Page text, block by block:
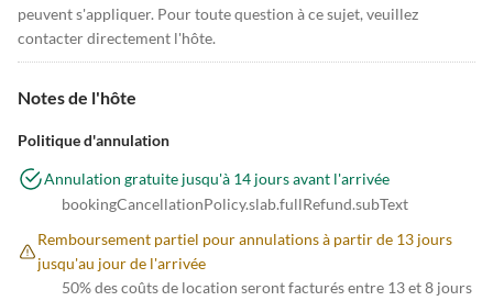
peuvent s'appliquer. Pour toute question à ce sujet, veuillez
contacter directement l'hôte.
Notes de l'hôte
Politique d'annulation
Annulation gratuite jusqu'à 14 jours avant l'arrivée
bookingCancellationPolicy.slab.fullRefund.subText
Remboursement partiel pour annulations à partir de 13 jours
jusqu'au jour de l'arrivée
50% des coûts de location seront facturés entre 13 et 8 jours